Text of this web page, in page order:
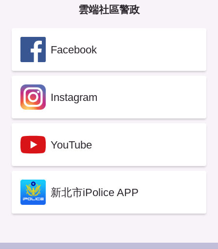
雲端社區警政
Facebook
Instagram
YouTube
新北市iPolice APP